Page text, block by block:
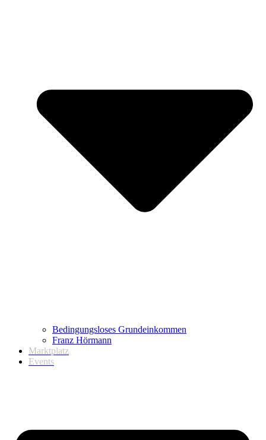
Bedingungsloses Grundeinkommen
Franz Hörmann
Marktplatz
Events